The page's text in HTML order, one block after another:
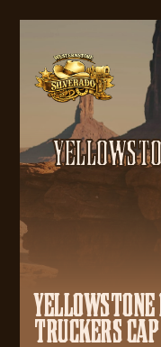
YELLOWSTONE
TRUCKERS CAP